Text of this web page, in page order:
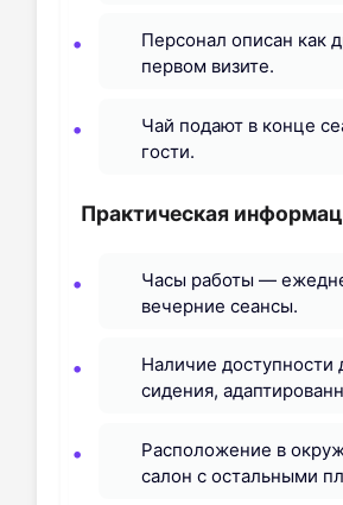
Персонал описан как
первом визите.
Чай подают в конце
гости.
Практическая
Часы работы —
вечерние сеансы.
Наличие
сидения,
Расположение в
салон с остальными